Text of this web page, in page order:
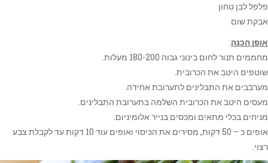
פלפל לבן טחון
אבקת שום
אופן הכנה:
מחממים תנור לחום בינוני גבוה 180-200 מעלות.
שוטפים היטב את הכרובית.
מערבבים את התבלינים לתערובת אחידה.
מעסים היטב את הכרובית השלמה בתערובת התבלינים.
מניחים בכלי מתאים ומכסים בנייר אלומיניום.
אופים כ – 50 דקות, מסירים את הכיסוי ואופים עוד 10 דקות עד לקבלת צבע
רצוי.